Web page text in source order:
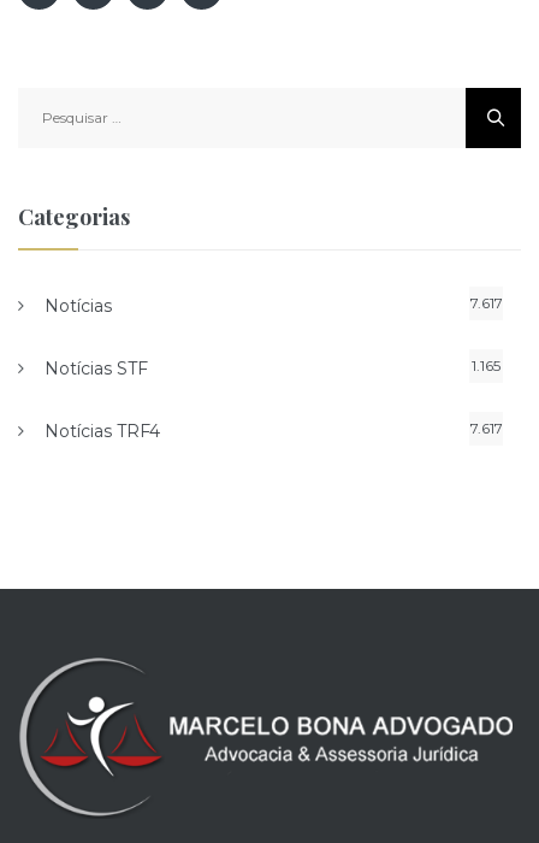
por:
Categorias
Notícias 7.617
Notícias STF 1.165
Notícias TRF4 7.617